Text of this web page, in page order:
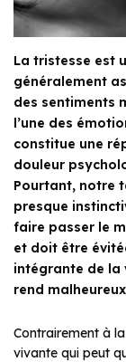
La tristesse est
généralement
des sentiments
l’une des
constitue une
douleur
Pourtant, notre
presque
faire passer le
et doit être
intégrante de la
rend
Contrairement à
vivante qui peut